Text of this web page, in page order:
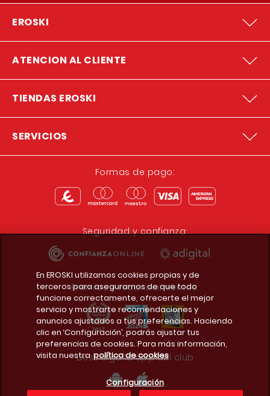
EROSKI
ATENCION AL CLIENTE
TIENDAS EROSKI
SERVICIOS
Formas de pago:
Seguridad y confianza:
Premios y reconocimientos:
Descarga la app del club
En EROSKI utilizamos cookies propias y de
terceros para asegurarnos de que todo
funcione correctamente, ofrecerte el mejor
servicio y mostrarte recomendaciones y
anuncios ajustados a tus preferencias. Haciendo
clic en ‘Configuración’, podrás ajustar tus
preferencias de cookies. Para más información,
visita nuestra política de cookies
Configuración